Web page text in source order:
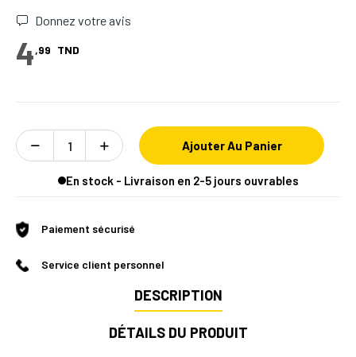
Donnez votre avis
4,99 TND
Ajouter Au Panier
En stock - Livraison en 2-5 jours ouvrables
Paiement sécurisé
Service client personnel
DESCRIPTION
DÉTAILS DU PRODUIT